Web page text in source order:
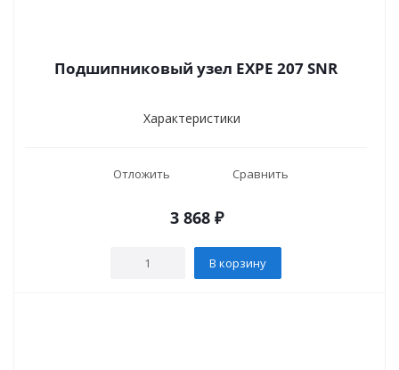
Подшипниковый узел EXPE 207 SNR
Характеристики
Отложить Сравнить
3 868₽
В корзину